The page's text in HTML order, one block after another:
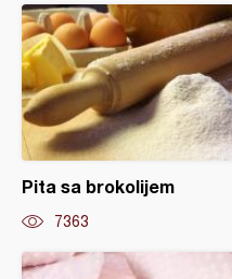
Pita sa brokolijem
7363